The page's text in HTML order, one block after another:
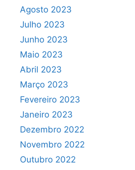
Agosto 2023
Julho 2023
Junho 2023
Maio 2023
Abril 2023
Março 2023
Fevereiro 2023
Janeiro 2023
Dezembro 2022
Novembro 2022
Outubro 2022